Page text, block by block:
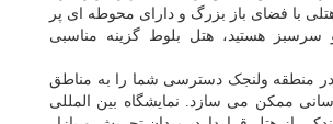
با فضای باز بزرگ و دارای محوطه ای پر
و سرسبز هستید، هتل بلوط گزینه مناسبی
منطقه ولنجک دسترسی شما را به مناطق
ممکن می سازد. نمایشگاه بین المللی